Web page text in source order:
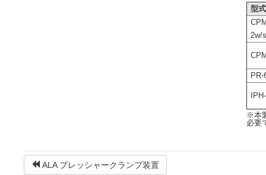
型式
2w/
PR-
※本
必要
ALA プレッシャークランプ装置